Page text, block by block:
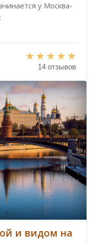
у Москва-
14 отзывов
и видом на